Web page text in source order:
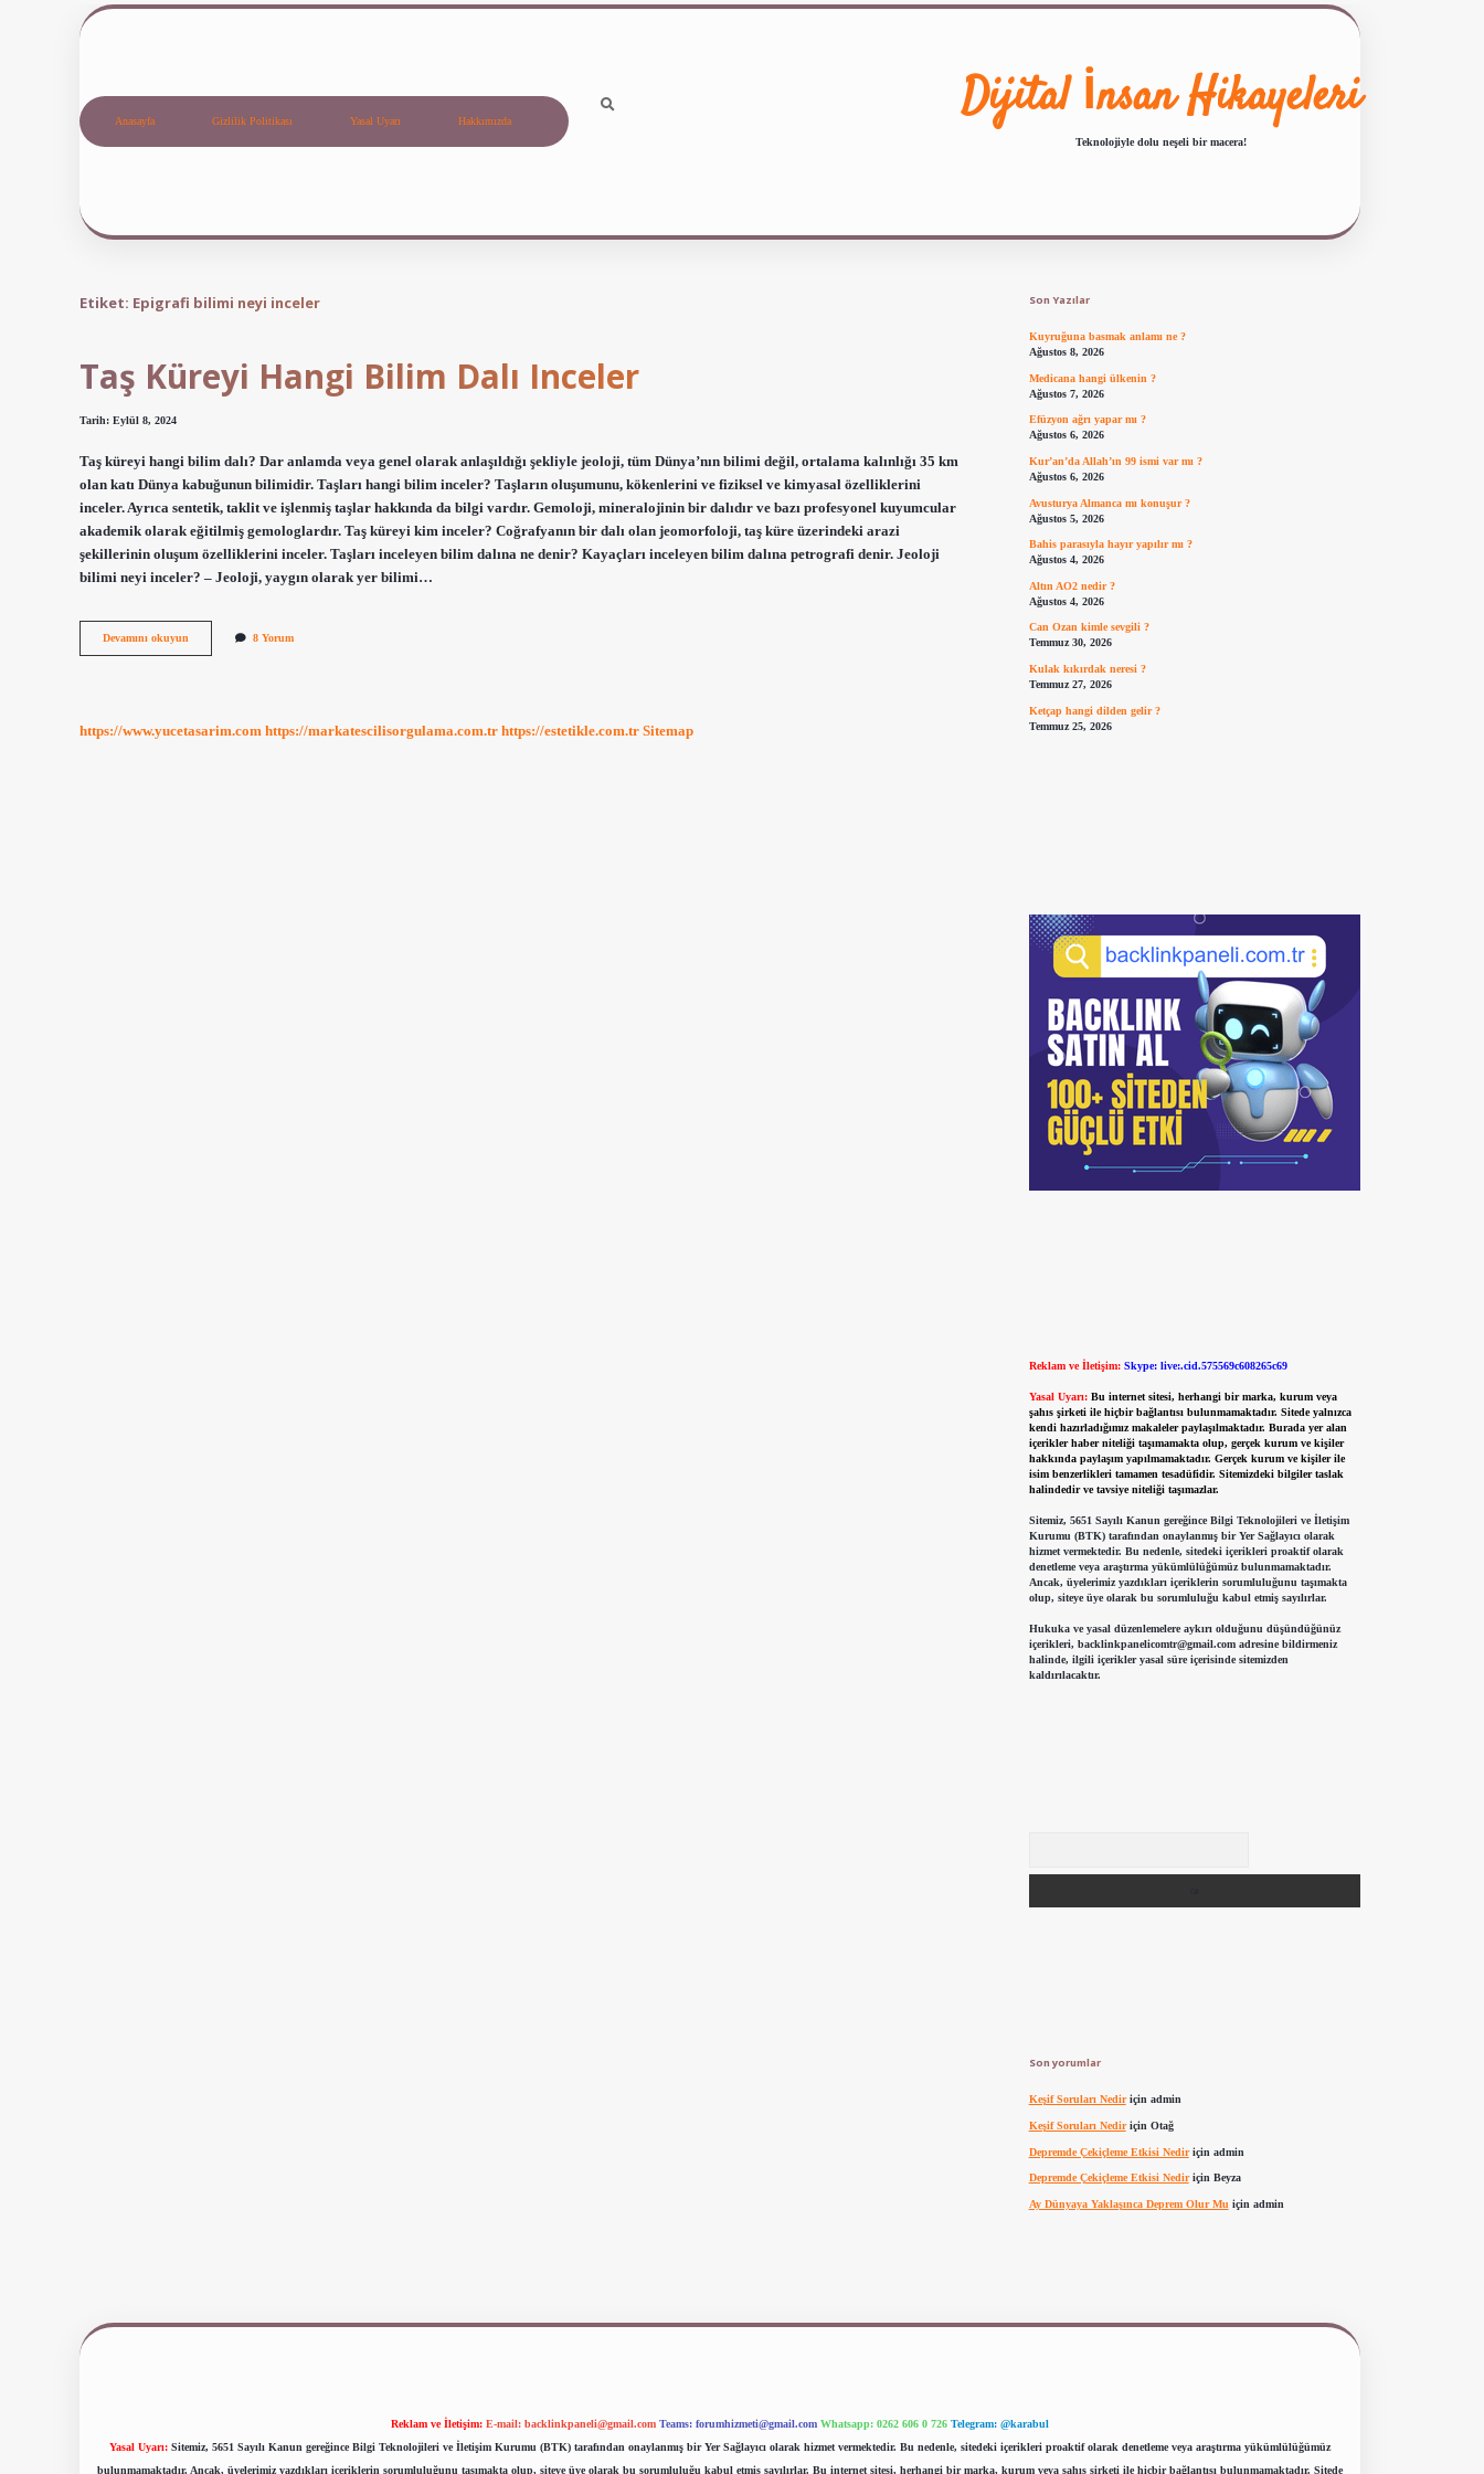
Anasayfa Gizlilik Politikası Yasal Uyarı Hakkımızda Dijital İnsan Hikayeleri
Teknolojiyle dolu neşeli bir macera!
Etiket: Epigrafi bilimi neyi inceler
Taş Küreyi Hangi Bilim Dalı Inceler
Tarih: Eylül 8, 2024
Taş küreyi hangi bilim dalı? Dar anlamda veya genel olarak anlaşıldığı şekliyle jeoloji, tüm Dünya’nın bilimi değil, ortalama kalınlığı 35 km
olan katı Dünya kabuğunun bilimidir. Taşları hangi bilim inceler? Taşların oluşumunu, kökenlerini ve fiziksel ve kimyasal özelliklerini
inceler. Ayrıca sentetik, taklit ve işlenmiş taşlar hakkında da bilgi vardır. Gemoloji, mineralojinin bir dalıdır ve bazı profesyonel kuyumcular
akademik olarak eğitilmiş gemologlardır. Taş küreyi kim inceler? Coğrafyanın bir dalı olan jeomorfoloji, taş küre üzerindeki arazi
şekillerinin oluşum özelliklerini inceler. Taşları inceleyen bilim dalına ne denir? Kayaçları inceleyen bilim dalına petrografi denir. Jeoloji
bilimi neyi inceler? – Jeoloji, yaygın olarak yer bilimi…
Devamını okuyun
Küreyi
8 Yorum
https://www.yucetasarim.com https://markatescilisorgulama.com.tr https://estetikle.com.tr Sitemap
Son Yazılar
Kuyruğuna basmak anlamı ne ?
Ağustos 8, 2026
Medicana hangi ülkenin ?
Ağustos 7, 2026
Efüzyon ağrı yapar mı ?
Ağustos 6, 2026
Kur’an’da Allah’ın 99 ismi var mı ?
Ağustos 6, 2026
Avusturya Almanca mı konuşur ?
Ağustos 5, 2026
Bahis parasıyla hayır yapılır mı ?
Ağustos 4, 2026
Altın AO2 nedir ?
Ağustos 4, 2026
Can Ozan kimle sevgili ?
Temmuz 30, 2026
Kulak kıkırdak neresi ?
Temmuz 27, 2026
Ketçap hangi dilden gelir ?
Temmuz 25, 2026
Reklam ve İletişim: Skype: live:.cid.575569c608265c69
Yasal Uyarı: Bu internet sitesi, herhangi bir marka, kurum veya
şahıs şirketi ile hiçbir bağlantısı bulunmamaktadır. Sitede yalnızca
kendi hazırladığımız makaleler paylaşılmaktadır. Burada yer alan
içerikler haber niteliği taşımamakta olup, gerçek kurum ve kişiler
hakkında paylaşım yapılmamaktadır. Gerçek kurum ve kişiler ile
isim benzerlikleri tamamen tesadüfidir. Sitemizdeki bilgiler taslak
halindedir ve tavsiye niteliği taşımazlar.
Sitemiz, 5651 Sayılı Kanun gereğince Bilgi Teknolojileri ve İletişim
Kurumu (BTK) tarafından onaylanmış bir Yer Sağlayıcı olarak
hizmet vermektedir. Bu nedenle, sitedeki içerikleri proaktif olarak
denetleme veya araştırma yükümlülüğümüz bulunmamaktadır.
Ancak, üyelerimiz yazdıkları içeriklerin sorumluluğunu taşımakta
olup, siteye üye olarak bu sorumluluğu kabul etmiş sayılırlar.
Hukuka ve yasal düzenlemelere aykırı olduğunu düşündüğünüz
içerikleri, backlinkpanelicomtr@gmail.comadresine bildirmeniz
halinde, ilgili içerikler yasal süre içerisinde sitemizden
kaldırılacaktır.
Son yorumlar
Keşif Soruları Nediriçin admin
Keşif Soruları Nediriçin Otağ
Depremde Çekiçleme Etkisi Nediriçin admin
Depremde Çekiçleme Etkisi Nediriçin Beyza
Ay Dünyaya Yaklaşınca Deprem Olur Mu için admin
Reklam ve İletişim: E-mail: backlinkpaneli@gmail.com Teams: forumhizmeti@gmail.com Whatsapp: 0262 606 0 726 Telegram: @karabul
Yasal Uyarı: Sitemiz, 5651 Sayılı Kanun gereğince Bilgi Teknolojileri ve İletişim Kurumu (BTK) tarafından onaylanmış bir Yer Sağlayıcı olarak hizmet vermektedir. Bu nedenle, sitedeki içerikleri proaktif olarak denetleme veya araştırma yükümlülüğümüz
bulunmamaktadır. Ancak, üyelerimiz yazdıkları içeriklerin sorumluluğunu taşımakta olup, siteye üye olarak bu sorumluluğu kabul etmiş sayılırlar. Bu internet sitesi, herhangi bir marka, kurum veya şahıs şirketi ile hiçbir bağlantısı bulunmamaktadır. Sitede